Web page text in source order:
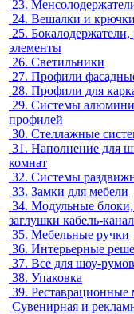
23.
24. Вешалки и
25.
элементы
26. Светильники
27. Профили
28. Профили для
29. Системы
профилей
30. Стеллажные
31. Наполнение для
комнат
32. Системы
33. Замки для мебели
34. Модульные блоки,
заглушки кабель-
35. Мебельные ручки
36. Интерьерные
37. Все для шоу-
38. Упаковка
39. Реставрационные
Сувенирная и